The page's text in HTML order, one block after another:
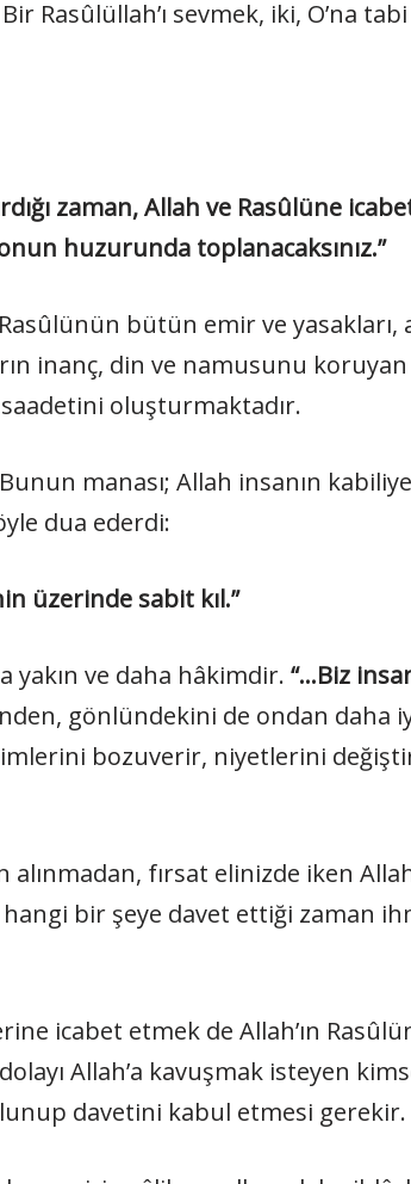
Rasûlüllah’ı sevmek, iki, O’na
zaman, Allah ve Rasûlüne
huzurunda toplanacaksınız.”
bütün emir ve
inanç, din ve namusunu
oluşturmaktadır.
manası; Allah insanın
dua ederdi:
üzerinde sabit kıl.”
yakın ve daha hâkimdir. “…Biz
gönlündekini de ondan daha
bozuverir, niyetlerini
fırsat elinizde iken
bir şeye davet ettiği zaman
icabet etmek de Allah’ın
Allah’a kavuşmak isteyen
davetini kabul etmesi gerekir.